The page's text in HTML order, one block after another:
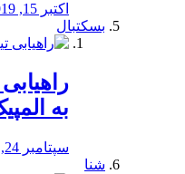
اکتبر 15, 2019
بسکتبال
به
سپتامبر 24, 2019
شنا